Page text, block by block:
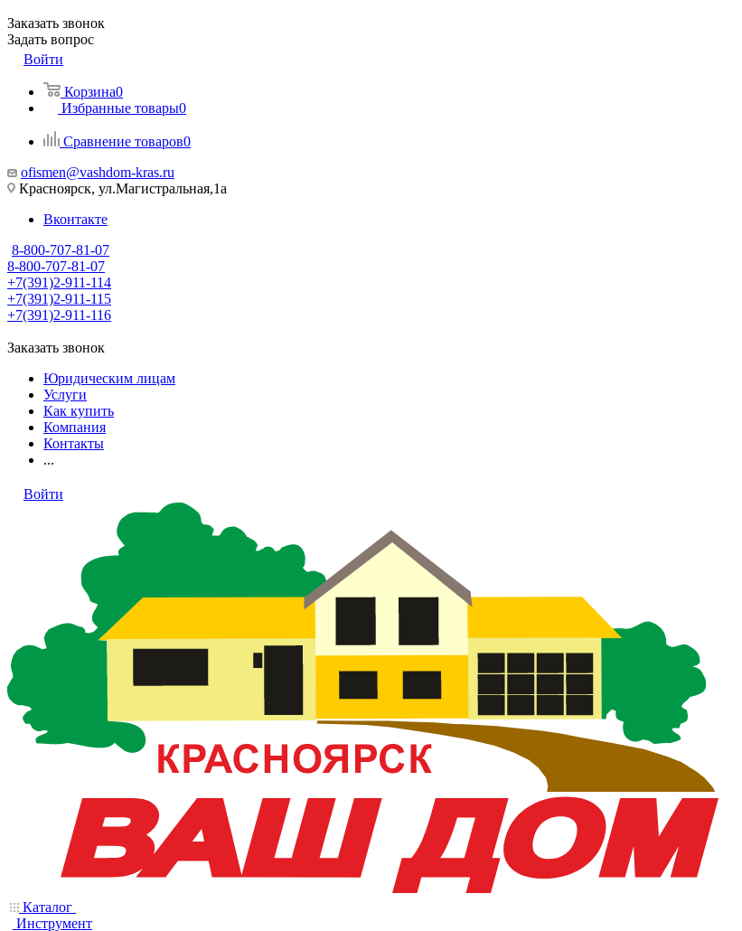
Заказать звонок
Задать вопрос
Войти
Корзина0
Избранные товары0
Сравнение товаров0
ofismen@vashdom-kras.ru
Красноярск, ул.Магистральная,1а
Вконтакте
8-800-707-81-07
8-800-707-81-07
+7(391)2-911-114
+7(391)2-911-115
+7(391)2-911-116
Заказать звонок
Юридическим лицам
Услуги
Как купить
Компания
Контакты
...
Войти
Каталог
Инструмент